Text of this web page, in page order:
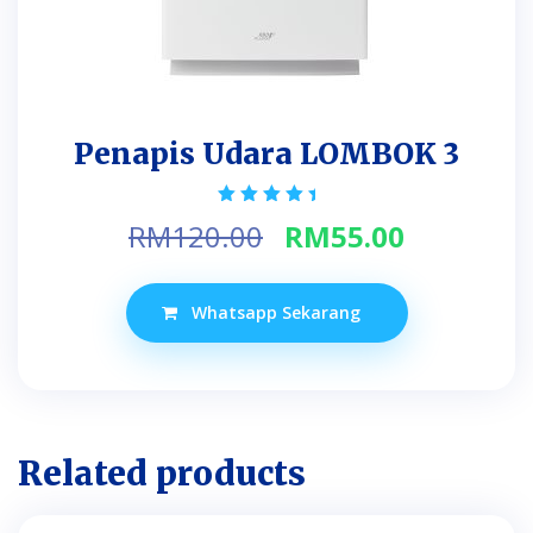
Penapis Udara LOMBOK 3
5.00
out of 5
RM120.00 Original
was:
RM120.00.
RM55.00
is:
RM55.00.
Whatsapp Sekarang
Related products